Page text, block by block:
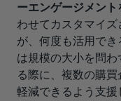
ーエンゲージメン
わせてカスタマイ
が、何度も活用で
は規模の大小を問
る際に、複数の購
軽減できるよう支援